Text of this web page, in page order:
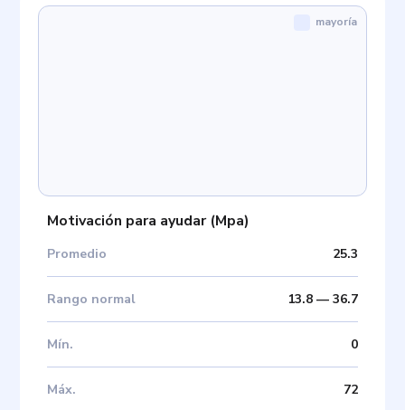
Motivación para ayudar(Mpa)
Promedio 25.3
Rango normal 13.8— 36.7
Mín. 0
Máx. 72
mayoría